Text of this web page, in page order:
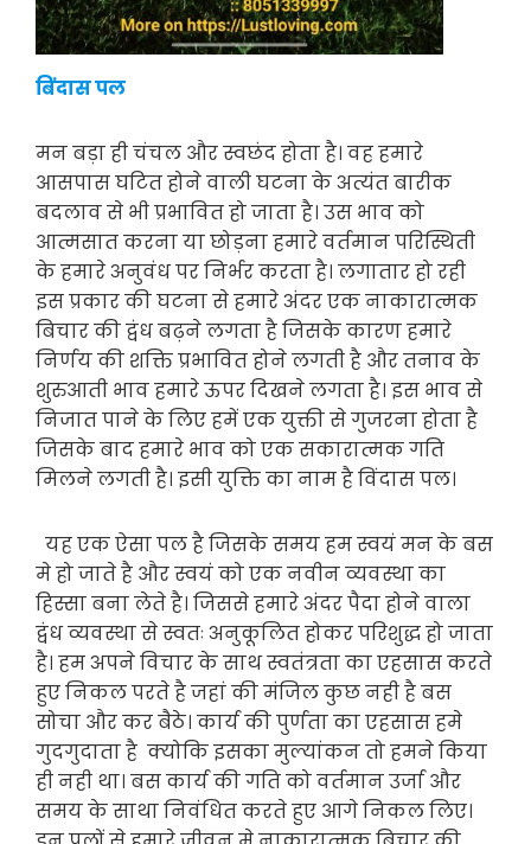
बिंदास पल
मन बड़ा ही चंचल और स्वछंद होता है। वह हमारे
आसपास घटित होने वाली घटना के अत्यंत बारीक
बदलाव से भी प्रभावित हो जाता है। उस भाव को
आत्मसात करना या छोड़ना हमारे वर्तमान परिस्थिती
के हमारे अनुवंध पर निर्भर करता है। लगातार हो रही
इस प्रकार की घटना से हमारे अंदर एक नाकारात्मक
बिचार की द्वंध बढ़ने लगता है जिसके कारण हमारे
निर्णय की शक्ति प्रभावित होने लगती है और तनाव के
शुरुआती भाव हमारे ऊपर दिखने लगता है। इस भाव से
निजात पाने के लिए हमें एक युक्ती से गुजरना होता है
जिसके बाद हमारे भाव को एक सकारात्मक गति
मिलने लगती है। इसी युक्ति का नाम है विंदास पल।
यह एक ऐसा पल है जिसके समय हम स्वयं मन के बस
मे हो जाते है और स्वयं को एक नवीन व्यवस्था का
हिस्सा बना लेते है। जिससे हमारे अंदर पैदा होने वाला
द्वंध व्यवस्था से स्वतः अनुकूलित होकर परिशुद्ध हो जाता
है। हम अपने विचार के साथ स्वतंत्रता का एहसास करते
हुए निकल परते है जहां की मंजिल कुछ नही है बस
सोचा और कर बैठे। कार्य की पुर्णता का एहसास हमे
गुदगुदाता है क्योकि इसका मुल्यांकन तो हमने किया
ही नही था। बस कार्य की गति को वर्तमान उर्जा और
समय के साथा निवंधित करते हुए आगे निकल लिए।